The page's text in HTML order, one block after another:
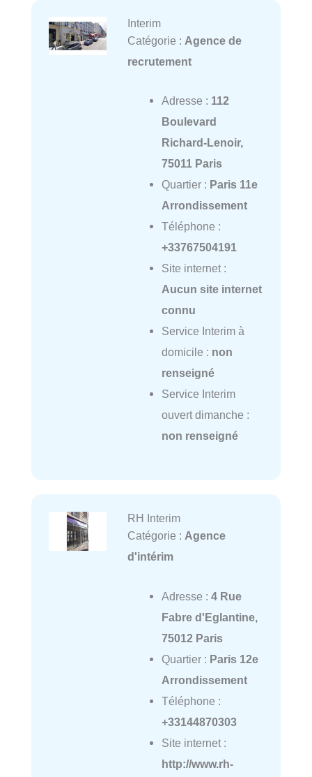
Interim
Catégorie : Agence de
recrutement
Adresse : 112
Boulevard
Richard-Lenoir,
75011 Paris
Quartier : Paris 11e
Arrondissement
Téléphone :
+33767504191
Site internet :
Aucun site internet
connu
Service Interim à
domicile : non
renseigné
Service Interim
ouvert dimanche :
non renseigné
RH Interim
Catégorie : Agence
d'intérim
Adresse : 4 Rue
Fabre d'Eglantine,
75012 Paris
Quartier : Paris 12e
Arrondissement
Téléphone :
+33144870303
Site internet :
http://www.rh-